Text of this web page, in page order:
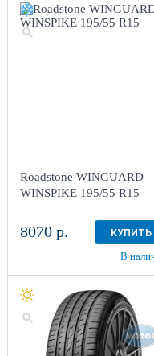
Roadstone WINGUARD
WINSPIKE 195/55 R15
8070 р. КУПИТЬ
В